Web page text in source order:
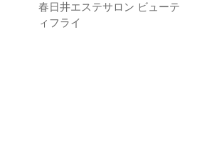
春日井エステサロン ビューテ
ィフライ